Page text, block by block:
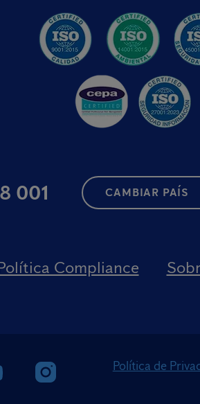
001 CAMBIAR PAÍS
Compliance
Política de